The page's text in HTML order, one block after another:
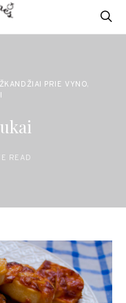
PRIE VYNO
READ